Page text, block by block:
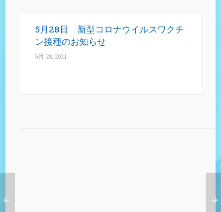
5月28日 新型コロナウイルスワクチ
ン接種のお知らせ
5月 28, 2021